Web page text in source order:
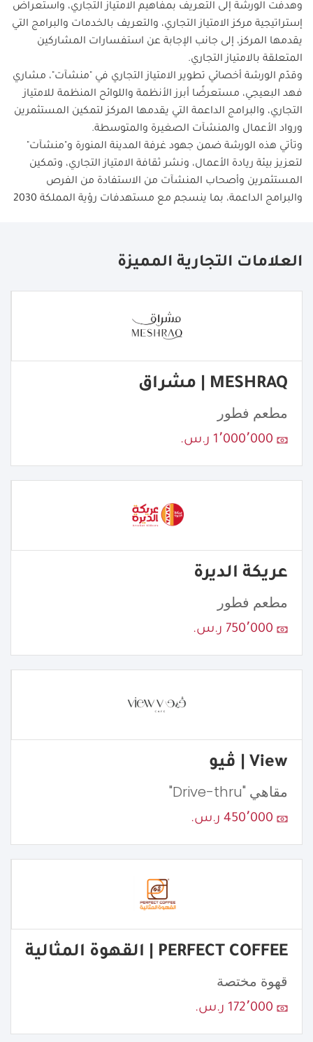
وهدفت الورشة إلى التعريف بمفاهيم الامتياز التجاري، واستعراض
إستراتيجية مركز الامتياز التجاري، والتعريف بالخدمات والبرامج التي
يقدمها المركز، إلى جانب الإجابة عن استفسارات المشاركين
المتعلقة بالامتياز التجاري.
وقدّم الورشة أخصائي تطوير الامتياز التجاري في "منشآت"، مشاري
فهد البعيجي، مستعرضًا أبرز الأنظمة واللوائح المنظمة للامتياز
التجاري، والبرامج الداعمة التي يقدمها المركز لتمكين المستثمرين
ورواد الأعمال والمنشآت الصغيرة والمتوسطة.
وتأتي هذه الورشة ضمن جهود غرفة المدينة المنورة و"منشآت"
لتعزيز بيئة ريادة الأعمال، ونشر ثقافة الامتياز التجاري، وتمكين
المستثمرين وأصحاب المنشآت من الاستفادة من الفرص
والبرامج الداعمة، بما ينسجم مع مستهدفات رؤية المملكة 2030
العلامات التجارية المميزة
MESHRAQ | مشراق
مطعم فطور
1٬000٬000 ر.س.
عريكة الديرة
مطعم فطور
750٬000 ر.س.
View | ڤيو
مقاهي "Drive-thru"
450٬000 ر.س.
PERFECT COFFEE | القهوة المثالية
قهوة مختصة
172٬000 ر.س.